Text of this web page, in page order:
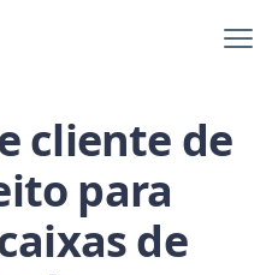
cliente de
para
de